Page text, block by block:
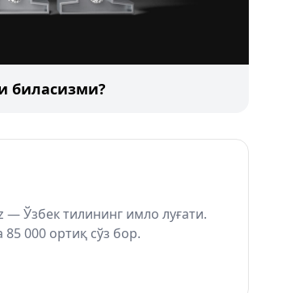
биласизми?
— Ўзбек тилининг имло луғати.
85 000 ортиқ сўз бор.